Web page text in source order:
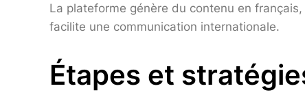
La plateforme génère du contenu en
facilite une communication internationale.
Étapes et